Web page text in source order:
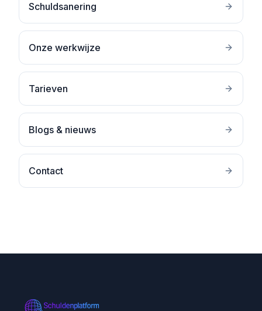
Schuldsanering
Onze werkwijze
Tarieven
Blogs & nieuws
Contact